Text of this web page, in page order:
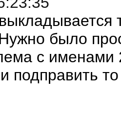
было
с именами
подправить